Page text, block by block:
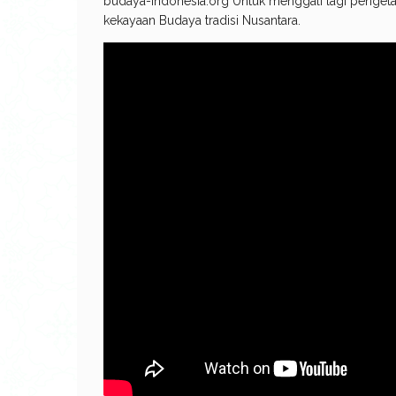
kekayaan Budaya tradisi Nusantara.